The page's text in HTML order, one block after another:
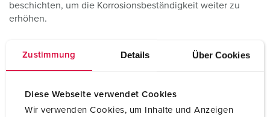
Zustimmung Details Über Cookies
Diese Webseite verwendet Cookies
Wir verwenden Cookies, um Inhalte und Anzeigen
beschichten, um die Korrosionsbeständigkeit weiter zu
erhöhen.